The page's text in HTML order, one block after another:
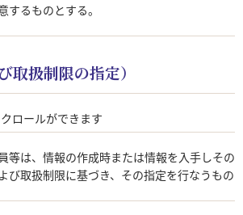
するものとする。
取扱制限の指定）
ロールができます
等は、情報の作成時または情報を入手しそ
び取扱制限に基づき、その指定を行なうもの